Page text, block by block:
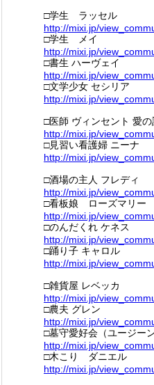
□学生 ラッセル
http://mixi.jp/view_c
□学生 メイ
http://mixi.jp/view_c
□書生 ハーヴェイ
http://mixi.jp/view_c
□文学少女 セシリア
http://mixi.jp/view_c
□医師 ヴィンセント 愛の
http://mixi.jp/view_c
□見習い看護婦 ニーナ
http://mixi.jp/view_c
□酒場の主人 フレディ
http://mixi.jp/view_c
□看板娘 ローズマリー
http://mixi.jp/view_c
□のんだくれ ケネス
http://mixi.jp/view_c
□踊り子 キャロル
http://mixi.jp/view_c
□雑貨屋 レベッカ
http://mixi.jp/view_c
□農夫 グレン
http://mixi.jp/view_c
□墓守愛好会（ユージーン
http://mixi.jp/view_c
□木こり ダニエル
http://mixi.jp/view_c